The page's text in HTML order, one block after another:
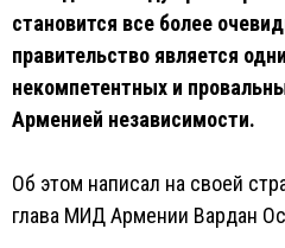
становится все более
правительство является
некомпетентных и
Арменией независимости.
Об этом написал на своей
глава МИД Армении Вардан